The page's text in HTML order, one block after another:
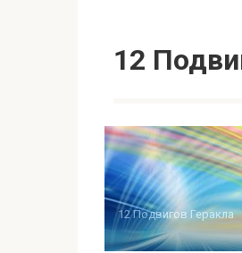
12
12 Подвигов Геракла